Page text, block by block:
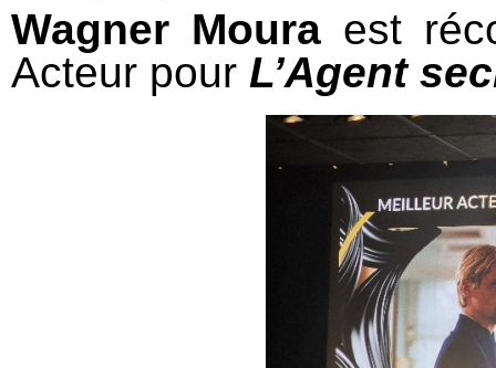
Wagner Moura est
Acteur pour L’Agent